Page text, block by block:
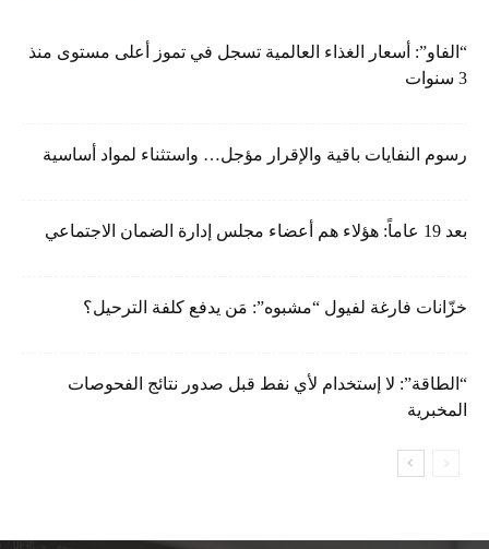
“الفاو”: أسعار الغذاء العالمية تسجل في تموز أعلى مستوى منذ
3 سنوات
رسوم النفايات باقية والإقرار مؤجل… واستثناء لمواد أساسية
بعد 19 عاماً: هؤلاء هم أعضاء مجلس إدارة الضمان الاجتماعي
خزّانات فارغة لفيول “مشبوه”: مَن يدفع كلفة الترحيل؟
“الطاقة”: لا إستخدام لأي نفط قبل صدور نتائج الفحوصات
المخبرية